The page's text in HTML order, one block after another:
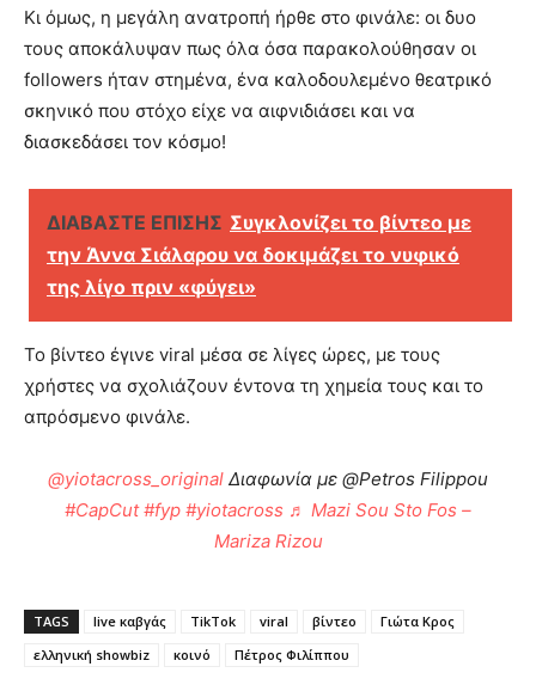
Κι όμως, η μεγάλη ανατροπή ήρθε στο φινάλε: οι δυο
τους αποκάλυψαν πως όλα όσα παρακολούθησαν οι
followers ήταν στημένα, ένα καλοδουλεμένο θεατρικό
σκηνικό που στόχο είχε να αιφνιδιάσει και να
διασκεδάσει τον κόσμο!
ΔΙΑΒΑΣΤΕ ΕΠΙΣΗΣ Συγκλονίζει το βίντεο με
την Άννα Σιάλαρου να δοκιμάζει το νυφικό
της λίγο πριν «φύγει»
Το βίντεο έγινε viral μέσα σε λίγες ώρες, με τους
χρήστες να σχολιάζουν έντονα τη χημεία τους και το
απρόσμενο φινάλε.
@yiotacross_original Διαφωνία με @Petros Filippou
#CapCut #fyp #yiotacross ♬ Mazi Sou Sto Fos –
Mariza Rizou
TAGS live καβγάς TikTok viral βίντεο
Γιώτα Κρος
ελληνική showbiz
κοινό Πέτρος Φιλίππου